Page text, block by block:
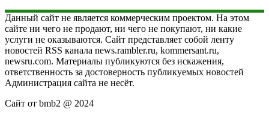
Данный сайт не является коммерческим проектом. На этом
сайте ни чего не продают, ни чего не покупают, ни какие
услуги не оказываются. Сайт представляет собой ленту
новостей RSS канала news.rambler.ru, kommersant.ru,
newsru.com. Материалы публикуются без искажения,
ответственность за достоверность публикуемых новостей
Администрация сайта не несёт.
Сайт от bmb2 @ 2024